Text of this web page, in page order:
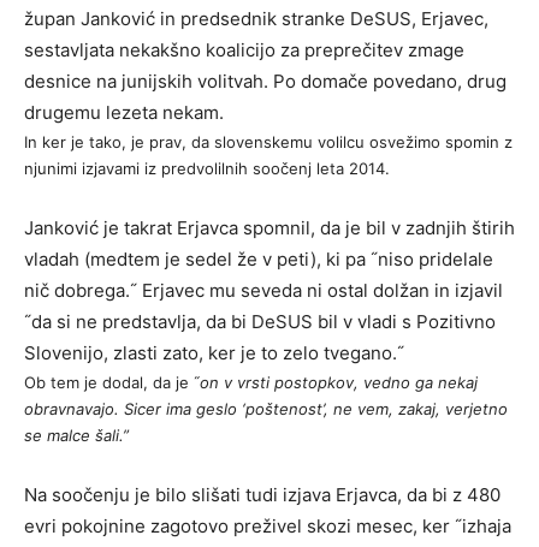
župan Janković in predsednik stranke DeSUS, Erjavec,
sestavljata nekakšno koalicijo za preprečitev zmage
desnice na junijskih volitvah. Po domače povedano, drug
drugemu lezeta nekam.
In ker je tako, je prav, da slovenskemu volilcu osvežimo spomin z
njunimi izjavami iz predvolilnih soočenj leta 2014.
Janković je takrat Erjavca spomnil, da je bil v zadnjih štirih
vladah (medtem je sedel že v peti), ki pa ˝niso pridelale
nič dobrega.˝ Erjavec mu seveda ni ostal dolžan in izjavil
˝da si ne predstavlja, da bi DeSUS bil v vladi s Pozitivno
Slovenijo, zlasti zato, ker je to zelo tvegano.˝
Ob tem je dodal, da je ˝on v vrsti postopkov, vedno ga nekaj
obravnavajo. Sicer ima geslo ‘poštenost’, ne vem, zakaj, verjetno
se malce šali.”
Na soočenju je bilo slišati tudi izjava Erjavca, da bi z 480
evri pokojnine zagotovo preživel skozi mesec, ker ˝izhaja